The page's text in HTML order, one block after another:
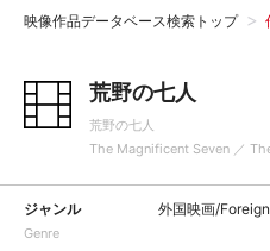
映像作品データベース検索トップ
荒野の七人
荒野の七人
The Magnificent Seven ／
ジャンル
Genre
外国映画/